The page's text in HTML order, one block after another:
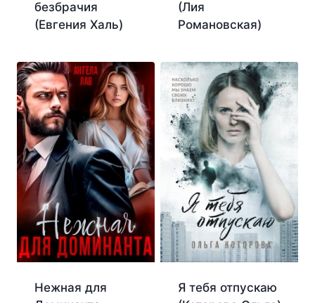
безбрачия
(Евгения Халь)
(Лия
Романовская)
Нежная для
Я тебя отпускаю